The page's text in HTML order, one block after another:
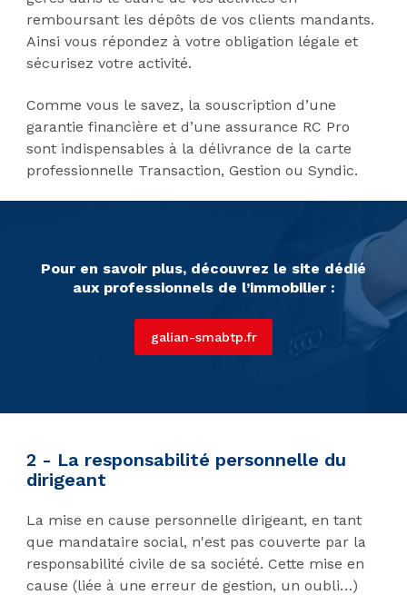
remboursant les dépôts de vos clients mandants.
Ainsi vous répondez à votre obligation légale et
sécurisez votre activité.
Comme vous le savez, la souscription d’une
garantie financière et d’une assurance RC Pro
sont indispensables à la délivrance de la carte
professionnelle Transaction, Gestion ou Syndic.
Pour en savoir plus, découvrez le site dédié
aux professionnels de l’immobilier :
galian-smabtp.fr
2 - La responsabilité personnelle du
dirigeant
La mise en cause personnelle dirigeant, en tant
que mandataire social, n'est pas couverte par la
responsabilité civile de sa société. Cette mise en
cause (liée à une erreur de gestion, un oubli…)